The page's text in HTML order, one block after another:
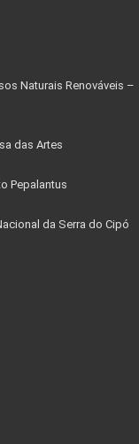
Naturais Renováveis –
das Artes
Pepalantus
da Serra do Cipó